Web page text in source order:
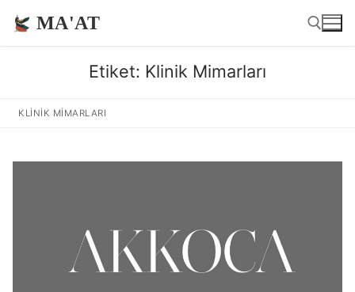
atla
MA'AT
Etiket: Klinik Mimarları
KLINIK MIMARLARI